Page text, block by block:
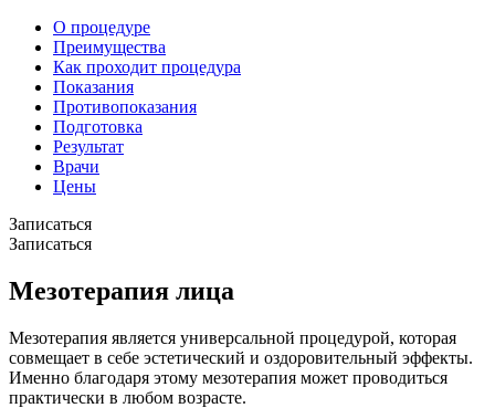
О процедуре
Преимущества
Как проходит процедура
Показания
Противопоказания
Подготовка
Результат
Врачи
Цены
Записаться
Записаться
Мезотерапия лица
Мезотерапия является универсальной процедурой, которая
совмещает в себе эстетический и оздоровительный эффекты.
Именно благодаря этому мезотерапия может проводиться
практически в любом возрасте.